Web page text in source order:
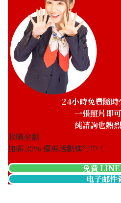
24小時免費隨時
一張照片即
純諮詢也熱
收購金額
加碼35% 優惠活動進行中！
免費 LINE
电子邮件